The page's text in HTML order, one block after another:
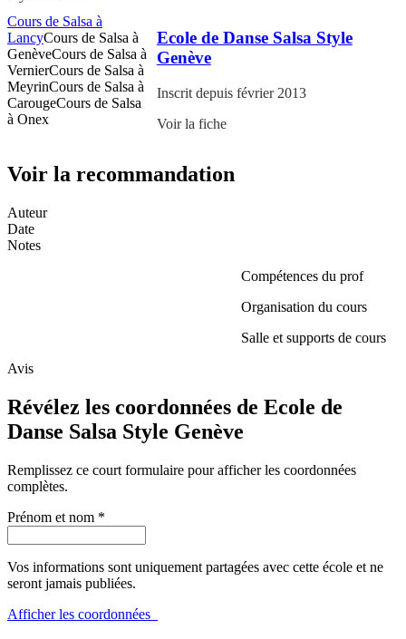
Ecole de Danse Salsa Style
Genève
Inscrit depuis février 2013
Voir la fiche
Cours de Salsa à
LancyCours de Salsa à
GenèveCours de Salsa à
VernierCours de Salsa à
MeyrinCours de Salsa à
CarougeCours de Salsa
à Onex
Voir la recommandation
Auteur
Date
Notes
Compétences du prof
Organisation du cours
Salle et supports de cours
Avis
Révélez les coordonnées de Ecole de
Danse Salsa Style Genève
Remplissez ce court formulaire pour afficher les coordonnées
complètes.
Prénom et nom *
Vos informations sont uniquement partagées avec cette école et ne
seront jamais publiées.
Afficher les coordonnées